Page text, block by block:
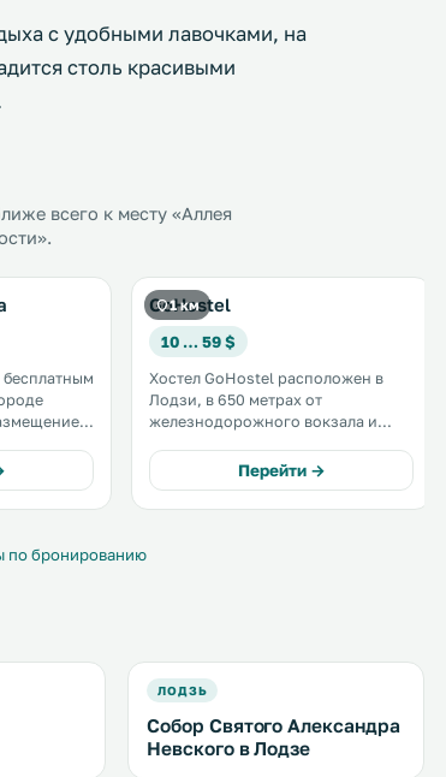
с удобными лавочками, на
столь красивыми
всего к месту «Аллея
частная
1 км
GoHostel
10 … 59 $
Хостел GoHostel расположен в
Лодзи, в 650 метрах от
железнодорожного вокзала и
также в 750 метрах от улицы
Петрковской. Лодзинский
университет находится в 150
Перейти →
по бронированию
ЛОДЗЬ
Собор Святого Александра
Невского в Лодзе